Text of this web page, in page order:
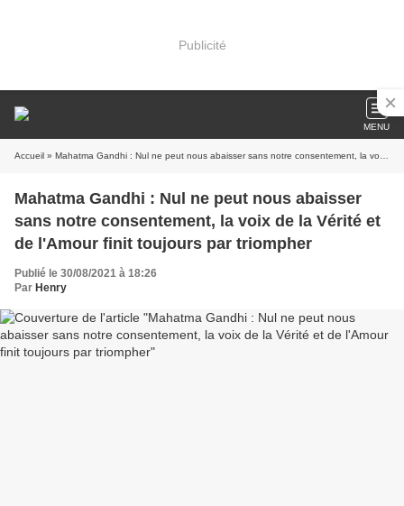
Publicité
MENU
Accueil » Mahatma Gandhi : Nul ne peut nous abaisser sans notre consentement, la voix de la Vérité et de l'Amour finit toujours par triompher
Mahatma Gandhi : Nul ne peut nous abaisser
sans notre consentement, la voix de la Vérité et
de l'Amour finit toujours par triompher
Publié le 30/08/2021 à 18:26
Par Henry